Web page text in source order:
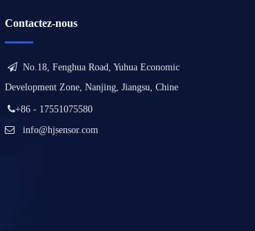
Contactez-nous
 No.18, Fenghua Road, Yuhua Economic
Development Zone, Nanjing, Jiangsu, Chine
+86 - 17551075580
 info@hjsensor.com